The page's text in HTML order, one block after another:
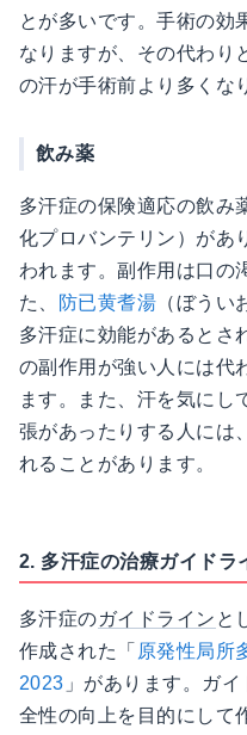
とが多いです。手術の効
なりますが、その代わり
の汗が手術前より多くな
飲み薬
多汗症の保険適応の飲み
化プロバンテリン）があ
われます。副作用は口の
た、
防已黄耆湯 （ぼう
多汗症に効能があるとさ
の副作用が強い人には代
ます。また、汗を気にし
張があったりする人には
れることがあります。
2. 多汗症の治療ガイドラ
多汗症のガイドライン と
作成された「 原発性局所
2023 」があります。ガ
全性の向上を目的にして